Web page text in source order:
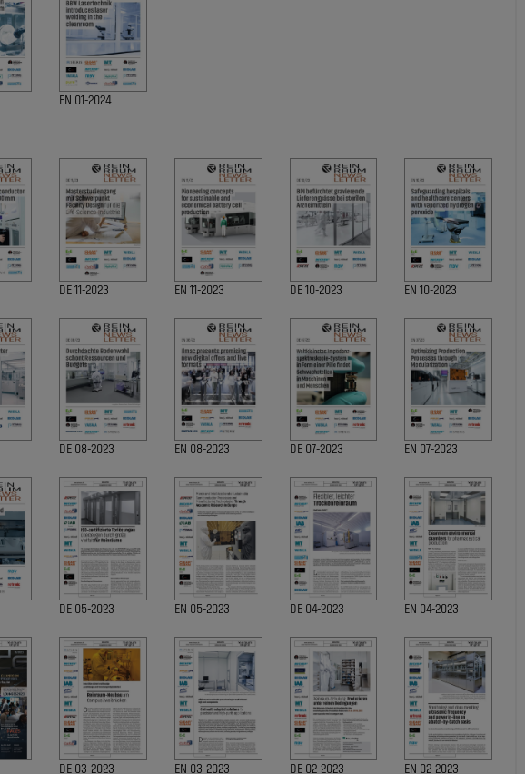
EN 01-2024
DE 11-2023 EN 11-2023 DE 10-2023 EN 10-2023
DE 08-2023 EN 08-2023 DE 07-2023 EN 07-2023
DE 05-2023 EN 05-2023 DE 04-2023 EN 04-2023
DE 03-2023 EN 03-2023 DE 02-2023 EN 02-2023